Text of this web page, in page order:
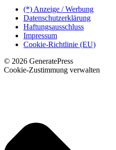
(*) Anzeige / Werbung
Datenschutzerklärung
Haftungsausschluss
Impressum
Cookie-Richtlinie (EU)
© 2026 GeneratePress
Cookie-Zustimmung verwalten